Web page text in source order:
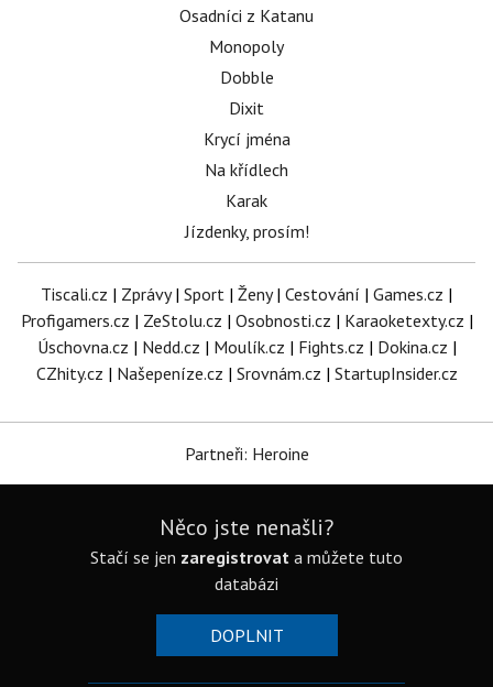
Osadníci z Katanu
Monopoly
Dobble
Dixit
Krycí jména
Na křídlech
Karak
Jízdenky, prosím!
Tiscali.cz | Zprávy| Sport | Ženy| Cestování | Games.cz |
Profigamers.cz | ZeStolu.cz | Osobnosti.cz | Karaoketexty.cz |
Úschovna.cz | Nedd.cz | Moulík.cz | Fights.cz | Dokina.cz |
CZhity.cz | Našepeníze.cz | Srovnám.cz | StartupInsider.cz
Partneři: Heroine
Něco jste nenašli?
Stačí se jen zaregistrovat a můžete tuto
databázi
DOPLNIT